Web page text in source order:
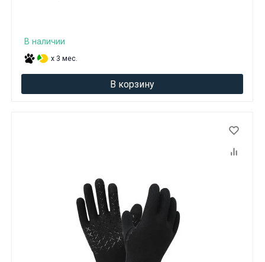
В наличии
x 3 мес.
В корзину